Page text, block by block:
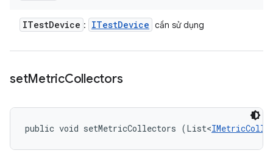
ITestDevice : ITestDevice cần sử dụng
setMetricCollectors
public void setMetricCollectors (List<